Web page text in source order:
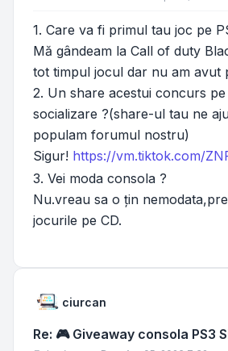
1. Care va fi primul tau joc pe
Mă gândeam la Call of duty
tot timpul jocul dar nu am avut
2. Un share acestui concurs
socializare ?(share-ul tau ne
populam forumul nostru)
Sigur! https://vm.tiktok.com/
3. Vei moda consola ?
Nu.vreau sa o țin
jocurile pe CD.
ciurcan
Re: 🎮 Giveaway consola PS3
Mesaj